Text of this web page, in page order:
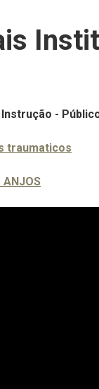
-
traumaticos